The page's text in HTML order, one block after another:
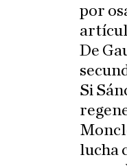
por
De
Si
lucha